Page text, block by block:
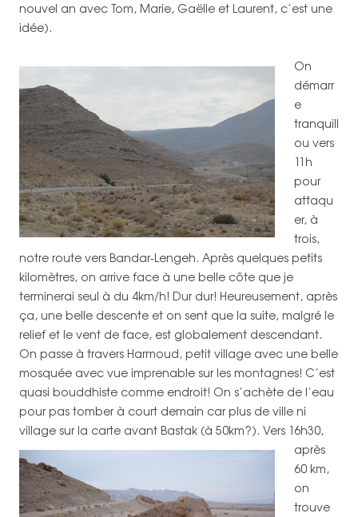
nouvel an avec Tom, Marie, Gaëlle et Laurent, c’est une
idée).
On
démarr
e
tranquill
ou vers
11h
pour
attaqu
er, à
trois,
notre route vers Bandar-Lengeh. Après quelques petits
kilomètres, on arrive face à une belle côte que je
terminerai seul à du 4km/h! Dur dur! Heureusement, après
ça, une belle descente et on sent que la suite, malgré le
relief et le vent de face, est globalement descendant.
On passe à travers Harmoud, petit village avec une belle
mosquée avec vue imprenable sur les montagnes! C’est
quasi bouddhiste comme endroit! On s’achète de l’eau
pour pas tomber à court demain car plus de ville ni
village sur la carte avant Bastak (à 50km?). Vers 16h30,
après
60 km,
on
trouve